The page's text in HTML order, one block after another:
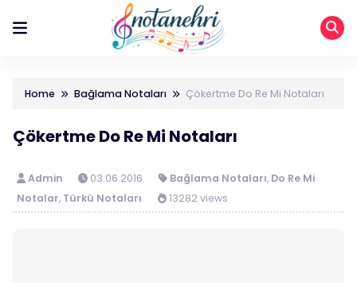
Home Bağlama Notaları Çökertme Do Re Mi Notaları
Çökertme Do Re Mi Notaları
Admin 03.06.2016 Bağlama Notaları, Do Re Mi
Notalar, Türkü Notaları 13282 views